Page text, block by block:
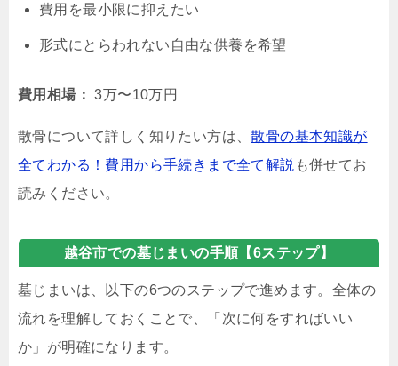
費用を最小限に抑えたい
形式にとらわれない自由な供養を希望
費用相場： 3万〜10万円
散骨について詳しく知りたい方は、散骨の基本知識が
全てわかる！費用から手続きまで全て解説 も併せてお
読みください。
越谷市での墓じまいの手順【6ステップ】
墓じまいは、以下の6つのステップで進めます。全体の
流れを理解しておくことで、「次に何をすればいい
か」が明確になります。